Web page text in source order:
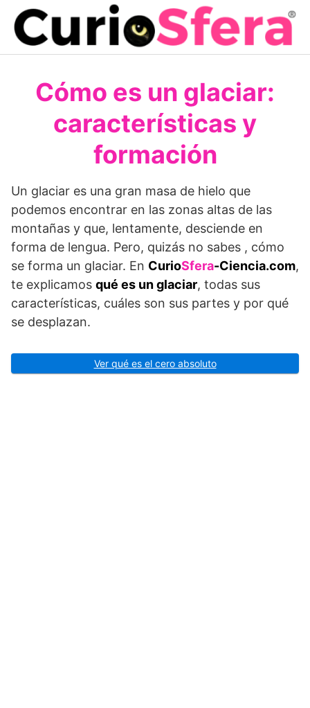
Saltar
contenido
Cómo es un glaciar:
características y
formación
Un glaciar es una gran masa de hielo que
podemos encontrar en las zonas altas de las
montañas y que, lentamente, desciende en
forma de lengua. Pero, quizás no sabes , cómo
se forma un glaciar. En CurioSfera-Ciencia.com,
te explicamos qué es un glaciar, todas sus
características, cuáles son sus partes y por qué
se desplazan.
Ver qué es el cero absoluto